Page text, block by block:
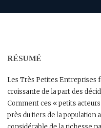
RÉSUMÉ
Les Très Petites Entreprises
croissante de la part des
Comment ces « petits
près du tiers de la population